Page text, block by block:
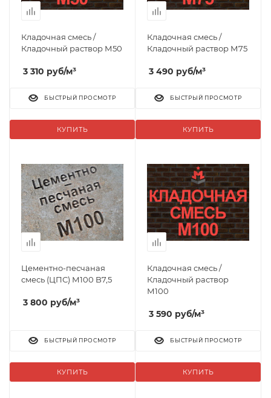
Кладочная смесь /
Кладочный раствор М50
3 310 руб/м³
КУПИТЬ
БЫСТРЫЙ ПРОСМОТР
Кладочная смесь /
Кладочный раствор М75
3 490 руб/м³
КУПИТЬ
БЫСТРЫЙ ПРОСМОТР
Цементно-песчаная
смесь (ЦПС) М100 B7,5
3 800 руб/м³
КУПИТЬ
БЫСТРЫЙ ПРОСМОТР
Кладочная смесь /
Кладочный раствор
М100
3 590 руб/м³
КУПИТЬ
БЫСТРЫЙ ПРОСМОТР